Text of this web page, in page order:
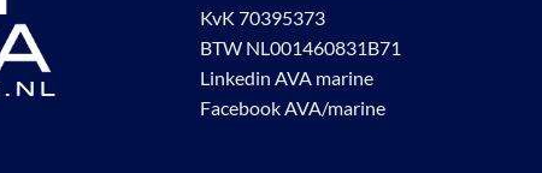
KvK 70395373
BTW NL001460831B71
Linkedin AVA marine
Facebook AVA/marine